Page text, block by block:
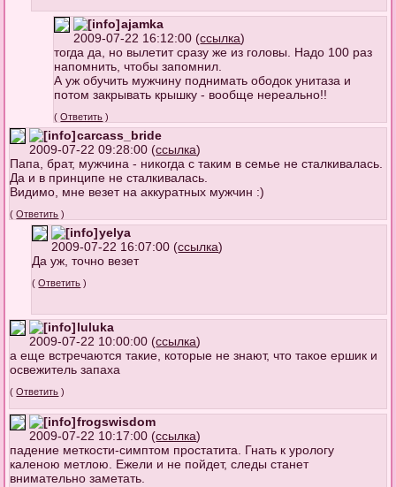
ajamka
2009-07-22 16:12:00 (ссылка)
тогда да, но вылетит сразу же из головы. Надо 100 раз
напомнить, чтобы запомнил.
А уж обучить мужчину поднимать ободок унитаза и
потом закрывать крышку - вообще нереально!!
(Ответить )
carcass_bride
2009-07-22 09:28:00 (ссылка)
Папа, брат, мужчина - никогда с таким в семье не сталкивалась.
Да и в принципе не сталкивалась.
Видимо, мне везет на аккуратных мужчин :)
(Ответить )
yelya
2009-07-22 16:07:00 (ссылка)
Да уж, точно везет
(Ответить )
luluka
2009-07-22 10:00:00 (ссылка)
а еще встречаются такие, которые не знают, что такое ершик и
освежитель запаха
(Ответить )
frogswisdom
2009-07-22 10:17:00 (ссылка)
падение меткости-симптом простатита. Гнать к урологу
каленою метлою. Ежели и не пойдет, следы станет
внимательно заметать.